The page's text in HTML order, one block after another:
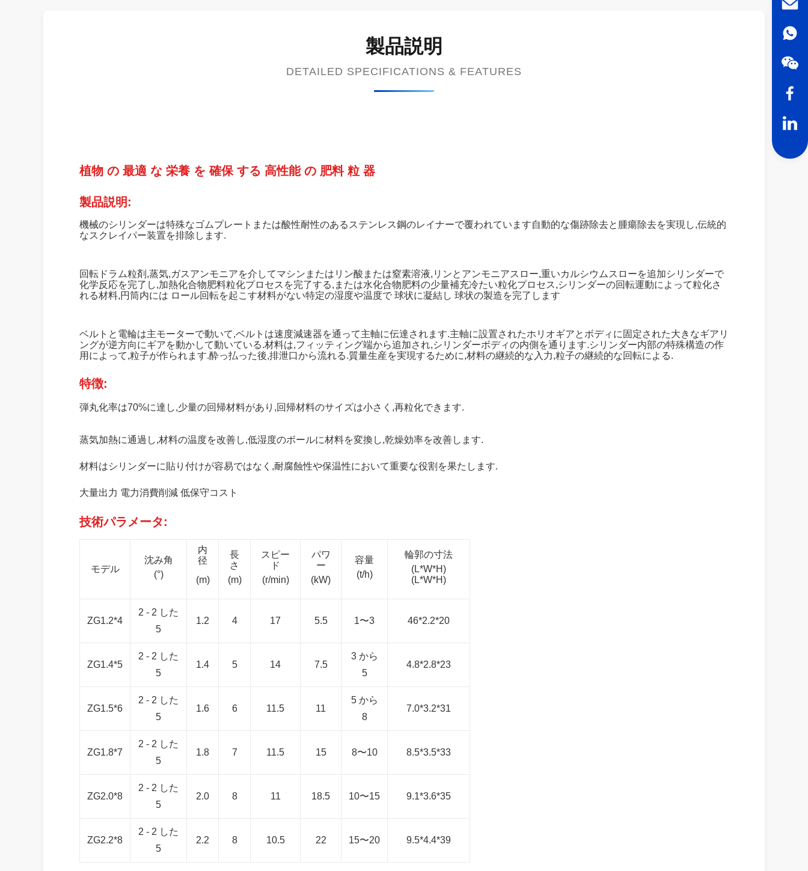
製品説明
DETAILED SPECIFICATIONS & FEATURES
植物 の 最適 な 栄養 を 確保 する 高性能 の 肥料 粒 器
製品説明:
機械のシリンダーは特殊なゴムプレートまたは酸性耐性のあるステンレス鋼のレイナーで覆われています自動的な傷跡除去と腫瘍除去を実現し,伝統的
なスクレイパー装置を排除します.
回転ドラム粒剤,蒸気,ガスアンモニアを介してマシンまたはリン酸または窒素溶液,リンとアンモニアスロー,重いカルシウムスローを追加シリンダーで
化学反応を完了し,加熱化合物肥料粒化プロセスを完了する,または水化合物肥料の少量補充冷たい粒化プロセス,シリンダーの回転運動によって粒化さ
れる材料,円筒内には ロール回転を起こす材料がない特定の湿度や温度で 球状に凝結し 球状の製造を完了します
ベルトと電輪は主モーターで動いて,ベルトは速度減速器を通って主軸に伝達されます.主軸に設置されたホリオギアとボディに固定された大きなギアリ
ングが逆方向にギアを動かして動いている.材料は,フィッティング端から追加され,シリンダーボディの内側を通ります.シリンダー内部の特殊構造の作
用によって,粒子が作られます.酔っ払った後,排泄口から流れる.質量生産を実現するために,材料の継続的な入力,粒子の継続的な回転による.
特徴:
弾丸化率は70%に達し,少量の回帰材料があり,回帰材料のサイズは小さく,再粒化できます.
蒸気加熱に通過し,材料の温度を改善し,低湿度のボールに材料を変換し,乾燥効率を改善します.
材料はシリンダーに貼り付けが容易ではなく,耐腐蝕性や保温性において重要な役割を果たします.
大量出力 電力消費削減 低保守コスト
技術パラメータ:
モデル
沈み角
(°)
内
径
(m)
長
さ
(m)
スピー
ド
(r/min)
パワ
ー
(kW)
容量
(t/h)
輪郭の寸法
(L*W*H)
(L*W*H)
ZG1.2*4
2 - 2 した
5
1.2 4 17 5.5 1〜3 46*2.2*20
ZG1.4*5
2 - 2 した
5
1.4 5 14 7.5
3 から
5
4.8*2.8*23
ZG1.5*6
2 - 2 した
5
1.6 6 11.5 11
5 から
8
7.0*3.2*31
ZG1.8*7
2 - 2 した
5
1.8 7 11.5 15 8〜10 8.5*3.5*33
ZG2.0*8
2 - 2 した
5
2.0 8 11 18.5 10〜15 9.1*3.6*35
ZG2.2*8
2 - 2 した
5
2.2 8 10.5 22 15〜20 9.5*4.4*39